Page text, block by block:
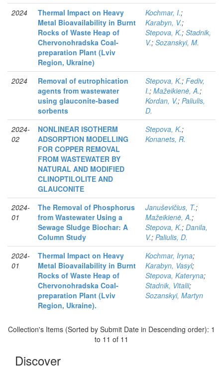
2024
Thermal Impact on Heavy
Metal Bioavailability in Burnt
Rocks of Waste Heap of
Chervonohradska Coal-
preparation Plant (Lviv
Region, Ukraine)
Kochmar, I.;
Karabyn, V.;
Stepova, K.; Stadnik,
V.; Sozanskyi, M.
2024
Removal of eutrophication
agents from wastewater
using glauconite-based
sorbents
Stepova, K.; Fediv,
I.; Mažeikienė, A.;
Kordan, V.; Paliulis,
D.
2024-
02
NONLINEAR ISOTHERM
ADSORPTION MODELLING
FOR COPPER REMOVAL
FROM WASTEWATER BY
NATURAL AND MODIFIED
CLINOPTILOLITE AND
GLAUCONITE
Stepova, K.;
Konanets, R.
2024-
01
The Removal of Phosphorus
from Wastewater Using a
Sewage Sludge Biochar: A
Column Study
Januševičius, T.;
Mažeikienė, A.;
Stepova, K.; Danila,
V.; Paliulis, D.
2024-
01
Thermal Impact on Heavy
Metal Bioavailability in Burnt
Rocks of Waste Heap of
Chervonohradska Coal-
preparation Plant (Lviv
Region, Ukraine).
Kochmar, Iryna;
Karabyn, Vasyl;
Stepova, Kateryna;
Stadnik, Vitalii;
Sozanskyi, Martyn
Collection's Items (Sorted by Submit Date in Descending order): 1
to 11 of 11
Discover